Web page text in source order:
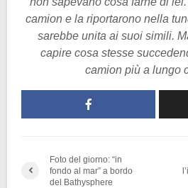
camion e la riportarono nella
sarebbe unita ai suoi simili.
capire cosa stesse
camion più a lungo
Foto del giorno: “in
fondo al mar” a bordo
del Bathysphere